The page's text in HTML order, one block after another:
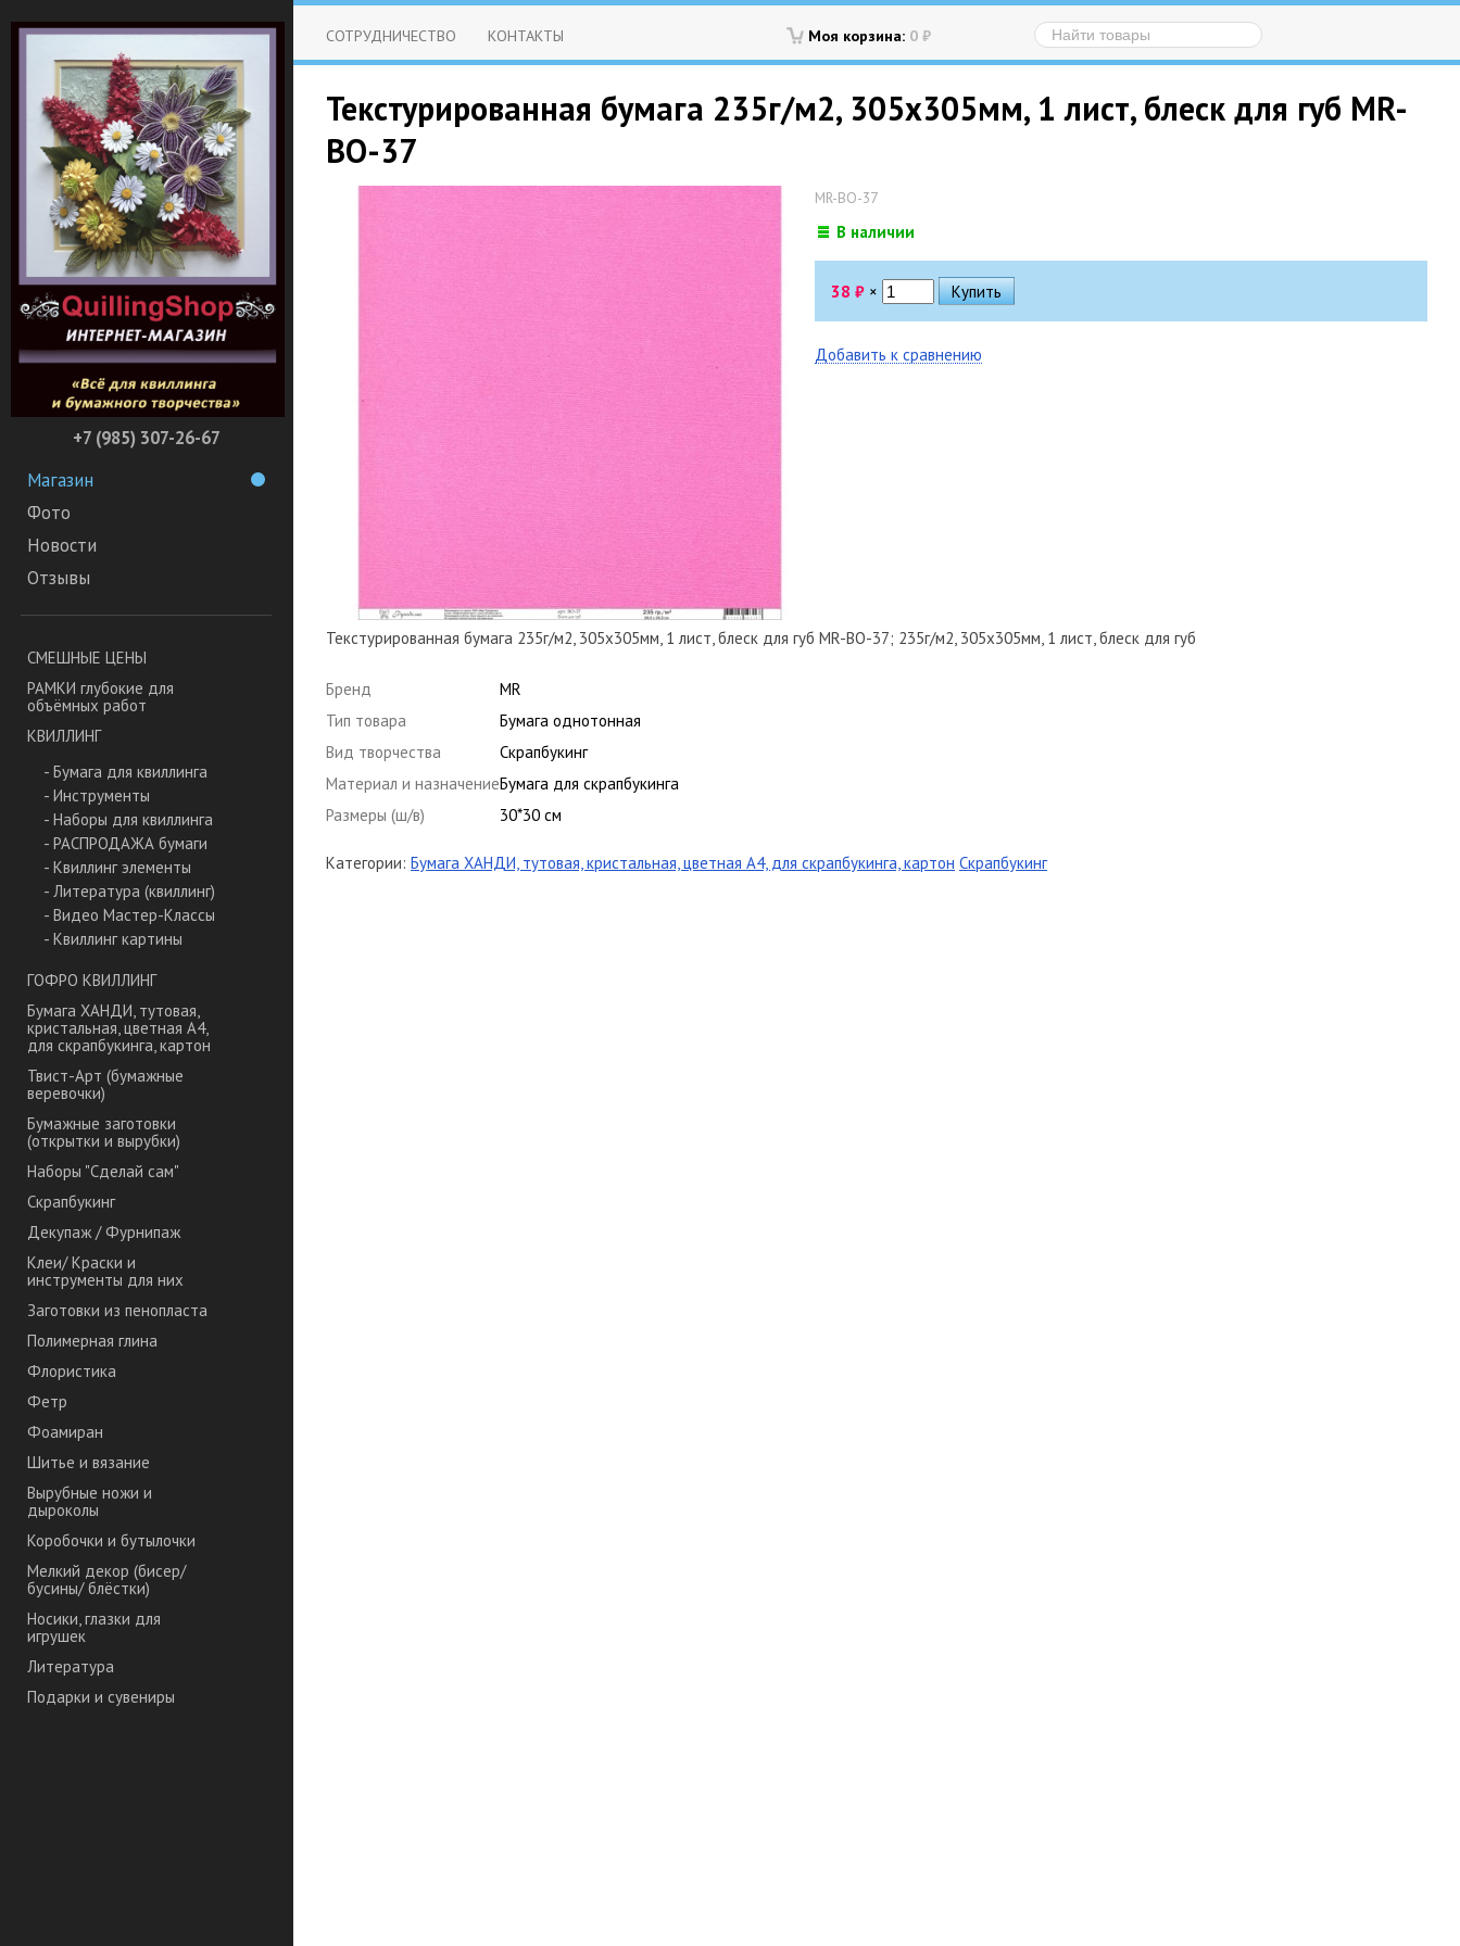
+7 (985) 307-26-67
Магазин
Фото
Новости
Отзывы
СМЕШНЫЕ ЦЕНЫ
РАМКИ глубокие для
объёмных работ
КВИЛЛИНГ
- Бумага для квиллинга
- Инструменты
- Наборы для квиллинга
- РАСПРОДАЖА бумаги
- Квиллинг элементы
- Литература (квиллинг)
- Видео Мастер-Классы
- Квиллинг картины
ГОФРО КВИЛЛИНГ
Бумага ХАНДИ, тутовая,
кристальная, цветная А4,
для скрапбукинга, картон
Твист-Арт (бумажные
веревочки)
Бумажные заготовки
(открытки и вырубки)
Наборы "Сделай сам"
Скрапбукинг
Декупаж / Фурнипаж
Клеи/ Краски и
инструменты для них
Заготовки из пенопласта
Полимерная глина
Флористика
Фетр
Фоамиран
Шитье и вязание
Вырубные ножи и
дыроколы
Коробочки и бутылочки
Мелкий декор (бисер/
бусины/ блёстки)
Носики, глазки для
игрушек
Литература
Подарки и сувениры
Моя корзина: 0 ₽
СОТРУДНИЧЕСТВО КОНТАКТЫ
Текстурированная бумага 235г/м2, 305х305мм, 1 лист, блеск для губ MR-
BO-37
MR-BO-37
В наличии
38 ₽ ×
Добавить к сравнению
Текстурированная бумага 235г/м2, 305х305мм, 1 лист, блеск для губ MR-BO-37; 235г/м2, 305х305мм, 1 лист, блеск для губ
Бренд
MR
Тип товара
Бумага однотонная
Вид творчества
Скрапбукинг
Материал и назначениеБумага для скрапбукинга
Размеры (ш/в)
30*30 см
Категории: Бумага ХАНДИ, тутовая, кристальная, цветная А4, для скрапбукинга, картон Скрапбукинг